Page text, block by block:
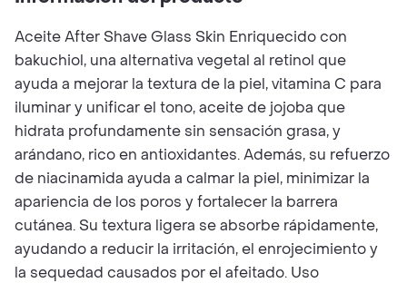
Aceite After Shave Glass Skin Enriquecido con
bakuchiol, una alternativa vegetal al retinol que
ayuda a mejorar la textura de la piel, vitamina C para
iluminar y unificar el tono, aceite de jojoba que
hidrata profundamente sin sensación grasa, y
arándano, rico en antioxidantes. Además, su refuerzo
de niacinamida ayuda a calmar la piel, minimizar la
apariencia de los poros y fortalecer la barrera
cutánea. Su textura ligera se absorbe rápidamente,
ayudando a reducir la irritación, el enrojecimiento y
la sequedad causados por el afeitado. Uso